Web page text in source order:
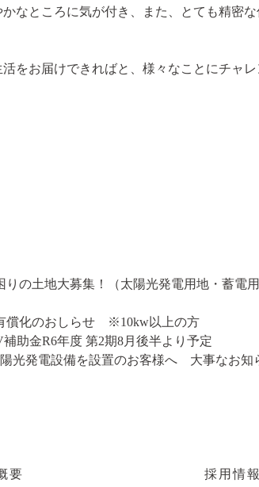
なところに気が付き、また、とても精密な
をお届けできればと、様々なことにチャレ
りの土地大募集！（太陽光発電用地・蓄電
償化のおしらせ ※10kw以上の方
補助金R6年度 第2期8月後半より予定
光発電設備を設置のお客様へ 大事なお知
要 採用情報